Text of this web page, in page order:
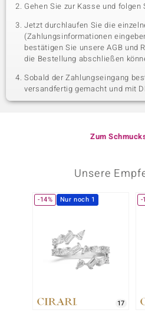
Gehen Sie zur Kasse und
Jetzt durchlaufen Sie die
(Zahlungsinformationen
bestätigen Sie unsere AGB und
die Bestellung abschließen
Sobald der Zahlungseingang
versandfertig gemacht und mit
Zum
Unsere
-14% Nur noch 1
17
-